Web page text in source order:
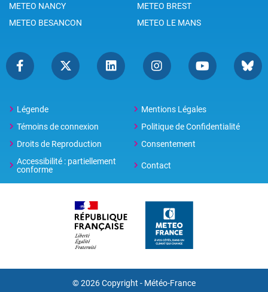
METEO NANCY
METEO BREST
METEO BESANCON
METEO LE MANS
Légende
Mentions Légales
Témoins de connexion
Politique de Confidentialité
Droits de Reproduction
Consentement
Accessibilité : partiellement
conforme
Contact
© 2026 Copyright - Météo-France